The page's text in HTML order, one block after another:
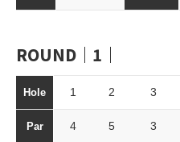
ROUND｜1｜
Hole 1 2 3
Par 4 5 3